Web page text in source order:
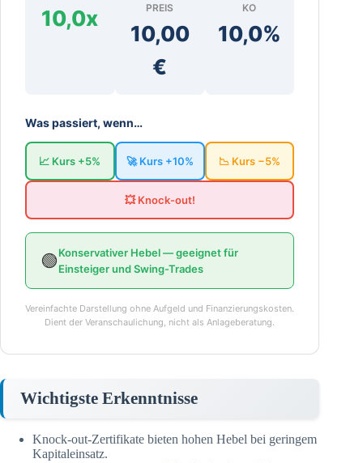
10,0x
PREIS
10,00
€
KO
10,0%
Was passiert, wenn…
📈 Kurs +5% 🚀 Kurs +10% 📉 Kurs −5%
💥 Knock-out!
🟢Konservativer Hebel — geeignet für
Einsteiger und Swing-Trades
Vereinfachte Darstellung ohne Aufgeld und Finanzierungskosten.
Dient der Veranschaulichung, nicht als Anlageberatung.
Wichtigste Erkenntnisse
Knock-out-Zertifikate bieten hohen Hebel bei geringem
Kapitaleinsatz.